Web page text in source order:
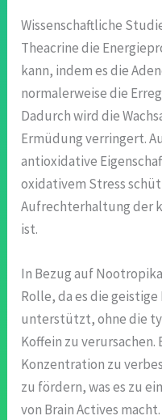
Wissenschaftliche
Theacrine die
kann, indem es die
normalerweise die
Dadurch wird die
Ermüdung verringert.
antioxidative
oxidativem Stress
Aufrechterhaltung der
ist.
In Bezug auf
Rolle, da es die
unterstützt, ohne die
Koffein zu verursachen.
Konzentration zu
zu fördern, was es zu
von Brain Actives macht.